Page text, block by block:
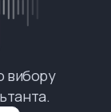
вибору